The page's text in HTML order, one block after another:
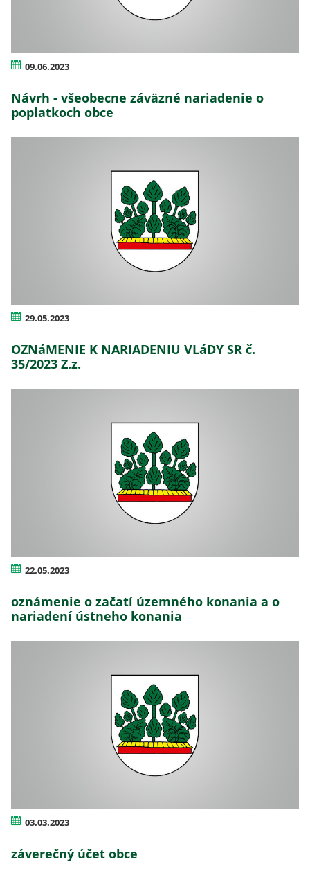
09.06.2023
Návrh - všeobecne záväzné nariadenie o
poplatkoch obce
29.05.2023
OZNáMENIE K NARIADENIU VLáDY SR č.
35/2023 Z.z.
22.05.2023
oznámenie o začatí územného konania a o
nariadení ústneho konania
03.03.2023
záverečný účet obce